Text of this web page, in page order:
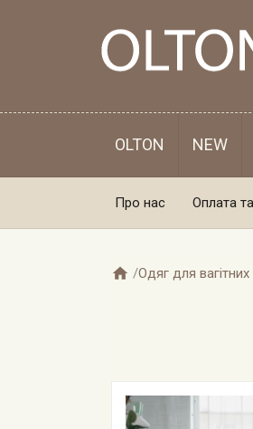
OLTON NEW
Про нас Оплата
 /Одяг для вагітних